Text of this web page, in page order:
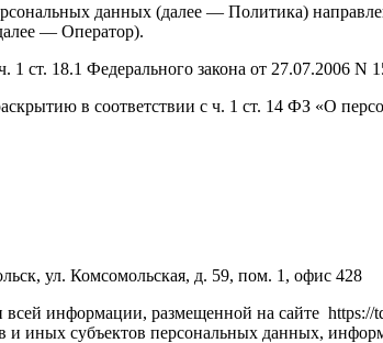
данных (далее — Политика)
— Оператор).
ч. 1 ст. 18.1 Федерального закона от
в соответствии с ч. 1 ст. 14 ФЗ «О
ул. Комсомольская, д. 59, пом. 1, офис 428
информации, размещенной на сайте
и иных субъектов персональных данных,